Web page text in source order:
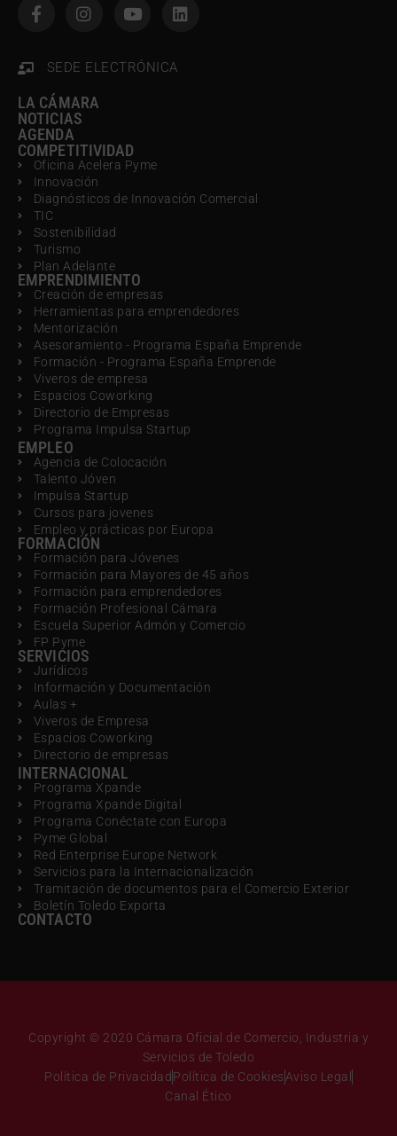
SEDE ELECTRÓNICA
LA CÁMARA
NOTICIAS
AGENDA
COMPETITIVIDAD
Oficina Acelera Pyme
Innovación
Diagnósticos de Innovación Comercial
TIC
Sostenibilidad
Turismo
Plan Adelante
EMPRENDIMIENTO
Creación de empresas
Herramientas para emprendedores
Mentorización
Asesoramiento - Programa España Emprende
Formación - Programa España Emprende
Viveros de empresa
Espacios Coworking
Directorio de Empresas
Programa Impulsa Startup
EMPLEO
Agencia de Colocación
Talento Jóven
Impulsa Startup
Cursos para jovenes
Empleo y prácticas por Europa
FORMACIÓN
Formación para Jóvenes
Formación para Mayores de 45 años
Formación para emprendedores
Formación Profesional Cámara
Escuela Superior Admón y Comercio
FP Pyme
SERVICIOS
Jurídicos
Información y Documentación
Aulas +
Viveros de Empresa
Espacios Coworking
Directorio de empresas
INTERNACIONAL
Programa Xpande
Programa Xpande Digital
Programa Conéctate con Europa
Pyme Global
Red Enterprise Europe Network
Servicios para la Internacionalización
Tramitación de documentos para el Comercio Exterior
Boletín Toledo Exporta
CONTACTO
Copyright © 2020 Cámara Oficial de Comercio, Industria y
Servicios de Toledo
Política de Privacidad Política de CookiesAviso Legal
Canal Ético